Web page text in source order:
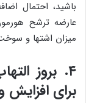
باشید، احتمال
عارضه ترشح
میزان اشتها و
۴. بروز
برای افزایش